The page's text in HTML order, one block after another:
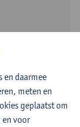
en daarmee
meten en
geplaatst om
en voor